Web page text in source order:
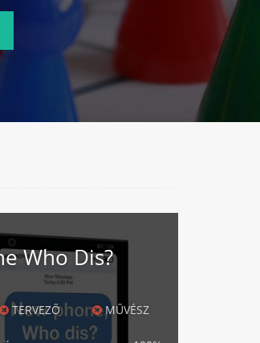
Who Dis?
TERVEZŐ MŰVÉSZ